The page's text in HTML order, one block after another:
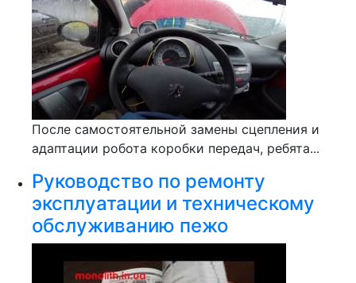
После самостоятельной замены сцепления и
адаптации робота коробки передач, ребята...
Руководство по ремонту
эксплуатации и техническому
обслуживанию пежо